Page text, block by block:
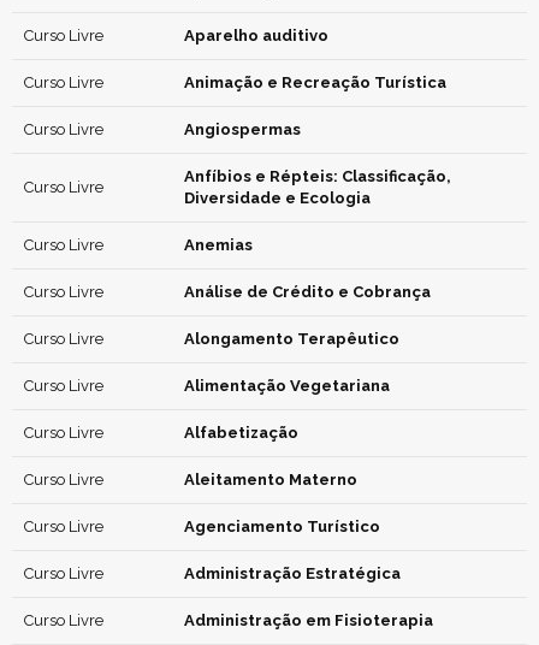
Curso Livre Aparelho auditivo
Curso Livre Animação e Recreação Turística
Curso Livre Angiospermas
Curso Livre
Anfíbios e Répteis: Classificação,
Diversidade e Ecologia
Curso Livre Anemias
Curso Livre Análise de Crédito e Cobrança
Curso Livre Alongamento Terapêutico
Curso Livre Alimentação Vegetariana
Curso Livre Alfabetização
Curso Livre Aleitamento Materno
Curso Livre Agenciamento Turístico
Curso Livre Administração Estratégica
Curso Livre Administração em Fisioterapia